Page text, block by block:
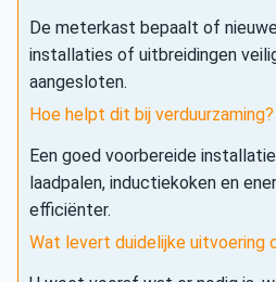
De meterkast bepaalt of
installaties of uitbreidingen
aangesloten.
Hoe helpt dit bij verduurzaming?
Een goed voorbereide
laadpalen, inductiekoken en
efficiënter.
Wat levert duidelijke uitvoering